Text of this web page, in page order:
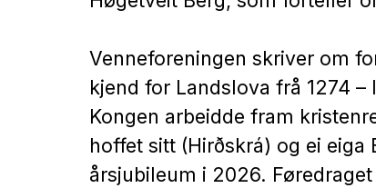
Venneforeningen skriver om
kjend for Landslova frå 1274
Kongen arbeidde fram
hoffet sitt (Hirðskrá) og ei eiga
årsjubileum i 2026.